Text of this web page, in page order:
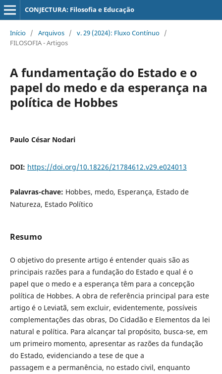
CONJECTURA: Filosofia e Educação
Início / Arquivos / v. 29 (2024): Fluxo Contínuo /
FILOSOFIA - Artigos
A fundamentação do Estado e o
papel do medo e da esperança na
política de Hobbes
Paulo César Nodari
DOI: https://doi.org/10.18226/21784612.v29.e024013
Palavras-chave: Hobbes, medo, Esperança, Estado de
Natureza, Estado Político
Resumo
O objetivo do presente artigo é entender quais são as
principais razões para a fundação do Estado e qual é o
papel que o medo e a esperança têm para a concepção
política de Hobbes. A obra de referência principal para este
artigo é o Leviatã, sem excluir, evidentemente, possíveis
complementações das obras, Do Cidadão e Elementos da lei
natural e política. Para alcançar tal propósito, busca-se, em
um primeiro momento, apresentar as razões da fundação
do Estado, evidenciando a tese de que a
passagem e a permanência, no estado civil, enquanto